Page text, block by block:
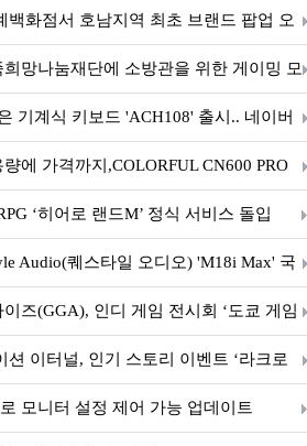
20 국내 출시 예정
백화점서 호남지역 최초 브랜드 팝업 오
망나눔재단에 소방관을 위한 게이밍 모
기계식 키보드 'ACH108' 출시.. 네이버
에 가격까지,COLORFUL CN600 PRO
‘히어로 랜드M’ 정식 서비스 돌입
Audio(퀘스타일 오디오) 'M18i Max' 국
즈(GGA), 인디 게임 전시회 ‘도쿄 게임
션 이터널, 인기 스토리 이벤트 ‘라크로
한 기념 이벤트 실시!
모니터 설정 제어 가능 업데이트